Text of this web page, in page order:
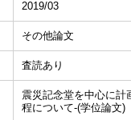
2019/03
その他論文
査読あり
震災記念堂を中心に計
程について-(学位論文)